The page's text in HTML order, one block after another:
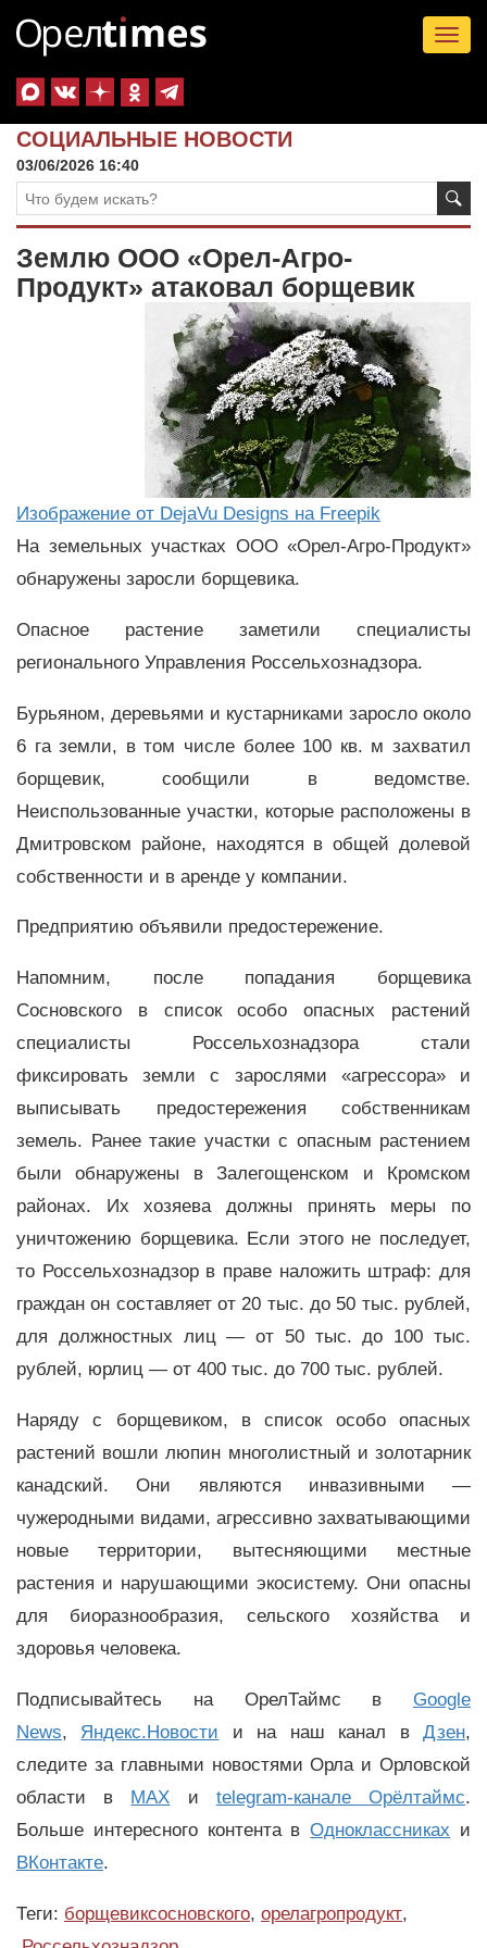
СОЦИАЛЬНЫЕ НОВОСТИ
03/06/2026 16:40
Землю ООО «Орел-Агро-
Продукт» атаковал борщевик
Изображение от DejaVu Designs на Freepik
На земельных участках ООО «Орел-Агро-Продукт»
обнаружены заросли борщевика.
Опасное растение заметили специалисты
регионального Управления Россельхознадзора.
Бурьяном, деревьями и кустарниками заросло около
6 га земли, в том числе более 100 кв. м захватил
борщевик, сообщили в ведомстве.
Неиспользованные участки, которые расположены в
Дмитровском районе, находятся в общей долевой
собственности и в аренде у компании.
Предприятию объявили предостережение.
Напомним, после попадания борщевика
Сосновского в список особо опасных растений
специалисты Россельхознадзора стали
фиксировать земли с зарослями «агрессора» и
выписывать предостережения собственникам
земель. Ранее такие участки с опасным растением
были обнаружены в Залегощенском и Кромском
районах. Их хозяева должны принять меры по
уничтожению борщевика. Если этого не последует,
то Россельхознадзор в праве наложить штраф: для
граждан он составляет от 20 тыс. до 50 тыс. рублей,
для должностных лиц — от 50 тыс. до 100 тыс.
рублей, юрлиц — от 400 тыс. до 700 тыс. рублей.
Наряду с борщевиком, в список особо опасных
растений вошли люпин многолистный и золотарник
канадский. Они являются инвазивными —
чужеродными видами, агрессивно захватывающими
новые территории, вытесняющими местные
растения и нарушающими экосистему. Они опасны
для биоразнообразия, сельского хозяйства и
здоровья человека.
Подписывайтесь на ОрелТаймс в Google
News, Яндекс.Новости и на наш канал вДзен,
следите за главными новостями Орла и Орловской
области в MAX и telegram-канале Орёлтаймс.
Больше интересного контента вОдноклассниках и
ВКонтакте.
Теги: борщевиксосновского, орелагропродукт,